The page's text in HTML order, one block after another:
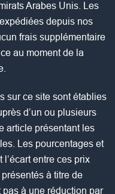
Arabes Unis. Les
depuis nos
frais supplémentaire
au moment de la
sur ce site sont établies
d’un ou plusieurs
article présentant les
Les pourcentages et
entre ces prix
à titre de
à une réduction par